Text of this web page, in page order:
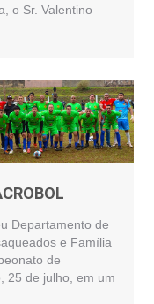
o Sr. Valentino
Departamento de
e Família
de
25 de julho, em um